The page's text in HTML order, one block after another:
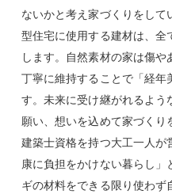
ないかと考え家づくりをして
型住宅に使用する建材は、全
します。自然素材の家は傷や
丁寧に維持することで「経年
す。未来に受け継がれるよう
願い、想いを込めて家づくり
建築士資格を持つ大工一人が
康に負担をかけない暮らし
ギの材料をできる限り使わず